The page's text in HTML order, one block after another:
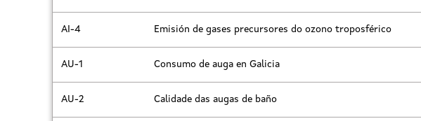
AI-4 Emisión de gases precursores do ozono troposférico
AU-1 Consumo de auga en Galicia
AU-2 Calidade das augas de baño